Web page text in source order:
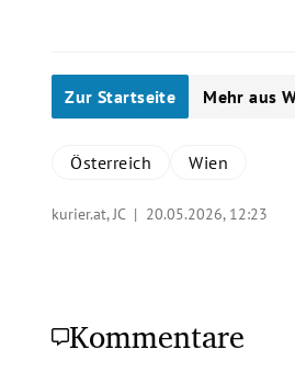
Zur Startseite Mehr aus
Österreich Wien
kurier.at, JC | 20.05.2026, 12:23
Kommentare